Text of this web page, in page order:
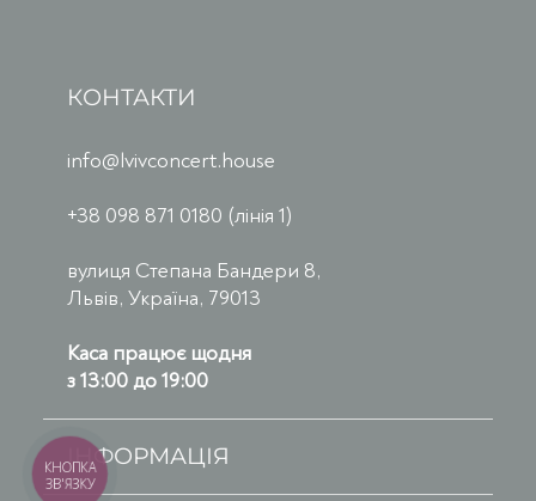
КОНТАКТИ
info@lvivconcert.house
+38 098 871 0180 (лінія 1)
вулиця Степана Бандери 8,
Львів, Україна, 79013
Каса працює щодня
з 13:00 до 19:00
ІНФОРМАЦІЯ
КНОПКА
ЗВ'ЯЗКУ